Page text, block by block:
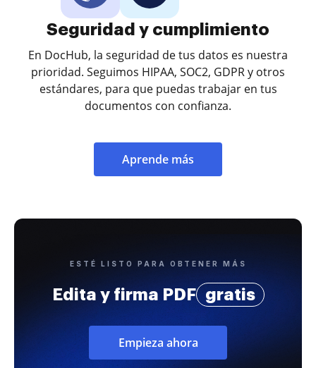
Seguridad y cumplimiento
En DocHub, la seguridad de tus datos es nuestra
prioridad. Seguimos HIPAA, SOC2, GDPR y otros
estándares, para que puedas trabajar en tus
documentos con confianza.
Aprende más
ESTÉ LISTO PARA OBTENER MÁS
Edita y firma PDF gratis
Empieza ahora